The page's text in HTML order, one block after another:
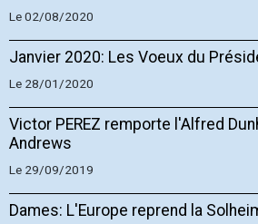
Le 02/08/2020
Janvier 2020: Les Voeux du
Le 28/01/2020
Victor PEREZ remporte l'Alfred
Andrews
Le 29/09/2019
Dames: L'Europe reprend la